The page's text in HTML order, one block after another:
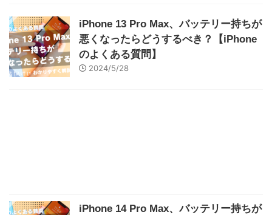
iPhone 13 Pro Max、バッテリー持ちが
悪くなったらどうするべき？【iPhone
のよくある質問】
2024/5/28
iPhone 14 Pro Max、バッテリー持ちが